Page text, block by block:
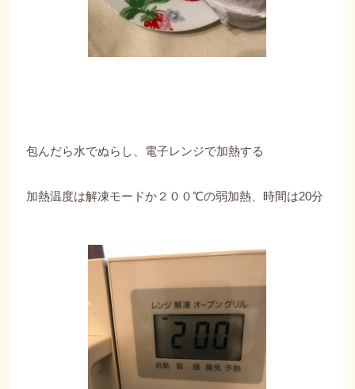
包んだら水でぬらし、電子レンジで加熱する
加熱温度は解凍モードか２００℃の弱加熱、時間は20分